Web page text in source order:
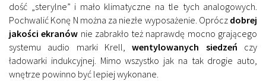
dość „sterylne” i mało klimatyczne na tle tych analogowych.
Pochwalić Konę N można za niezłe wyposażenie. Oprócz dobrej
jakości ekranów nie zabrakło też naprawdę mocno grającego
systemu audio marki Krell,wentylowanych siedzeń czy
ładowarki indukcyjnej. Mimo wszystko jak na tak drogie auto,
wnętrze powinno być lepiej wykonane.